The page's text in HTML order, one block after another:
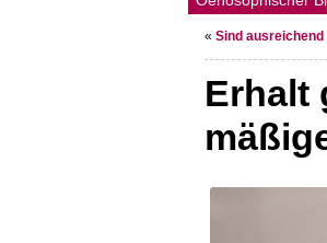
« Sind
Erhalt